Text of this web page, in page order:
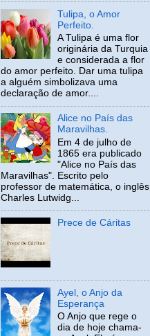
Tulipa, o Amor
Perfeito.
A Tulipa é uma flor
originária da Turquia
e considerada a flor
do amor perfeito. Dar uma tulipa
a alguém simbolizava uma
declaração de amor....
Alice no País das
Maravilhas.
Em 4 de julho de
1865 era publicado
"Alice no País das
Maravilhas". Escrito pelo
professor de matemática, o inglês
Charles Lutwidg...
Prece de Cáritas
Ayel, o Anjo da
Esperança
O Anjo que rege o
dia de hoje chama-